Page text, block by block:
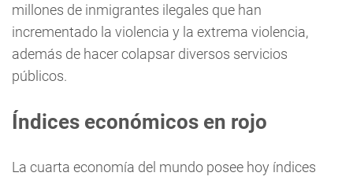
millones de inmigrantes ilegales que han
incrementado la violencia y la extrema violencia,
además de hacer colapsar diversos servicios
públicos.
Índices económicos en rojo
La cuarta economía del mundo posee hoy índices